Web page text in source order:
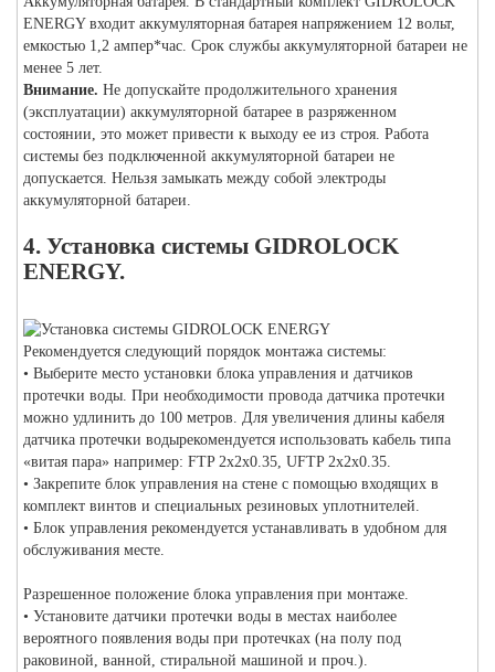
ENERGY входит аккумуляторная батарея напряжением 12 вольт,
емкостью 1,2 ампер*час. Срок службы аккумуляторной батареи не
менее 5 лет.
Внимание. Не допускайте продолжительного хранения
(эксплуатации) аккумуляторной батарее в разряженном
состоянии, это может привести к выходу ее из строя. Работа
системы без подключенной аккумуляторной батареи не
допускается. Нельзя замыкать между собой электроды
аккумуляторной батареи.
4. Установка системы GIDROLOCK
ENERGY.
Рекомендуется следующий порядок монтажа системы:
• Выберите место установки блока управления и датчиков
протечки воды. При необходимости провода датчика протечки
можно удлинить до 100 метров. Для увеличения длины кабеля
датчика протечки водырекомендуется использовать кабель типа
«витая пара» например: FTP 2x2x0.35, UFTP 2x2x0.35.
• Закрепите блок управления на стене с помощью входящих в
комплект винтов и специальных резиновых уплотнителей.
• Блок управления рекомендуется устанавливать в удобном для
обслуживания месте.
Разрешенное положение блока управления при монтаже.
• Установите датчики протечки воды в местах наиболее
вероятного появления воды при протечках (на полу под
раковиной, ванной, стиральной машиной и проч.).